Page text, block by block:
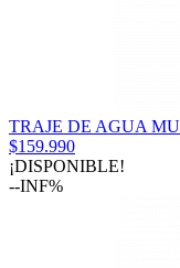
TRAJE DE AGUA
$159.990
¡DISPONIBLE!
--INF%